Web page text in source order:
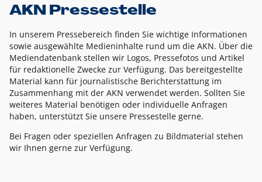
AKN Pressestelle
In unserem Pressebereich finden Sie wichtige Informationen
sowie ausgewählte Medieninhalte rund um die AKN. Über die
Mediendatenbank stellen wir Logos, Pressefotos und Artikel
für redaktionelle Zwecke zur Verfügung. Das bereitgestellte
Material kann für journalistische Berichterstattung im
Zusammenhang mit der AKN verwendet werden. Sollten Sie
weiteres Material benötigen oder individuelle Anfragen
haben, unterstützt Sie unsere Pressestelle gerne.
Bei Fragen oder speziellen Anfragen zu Bildmaterial stehen
wir Ihnen gerne zur Verfügung.